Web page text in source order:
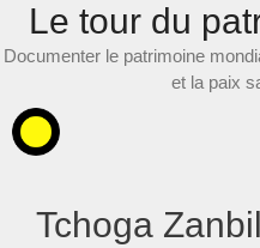
AllerLe tour du
Documenter le patrimoine
et la paix
Tchoga Zanbil